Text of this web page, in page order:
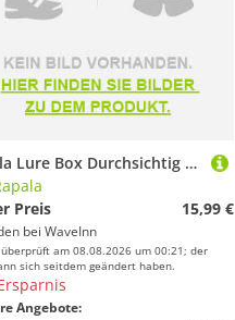
Rapala Lure Box Durchsichtig 35.6 x 22.7 x 4.8 cm
Preis
15,99 €
bei WaveInn
am 08.08.2026 um 00:21; der
sich seitdem geändert haben.
Angebote: